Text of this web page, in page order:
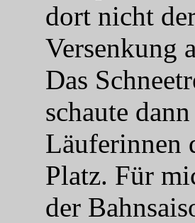
dort nicht
Versenkung
Das
schaute
Läuferinnen
Platz. Für
der